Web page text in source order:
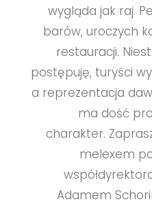
wygląda jak raj.
barów, uroczych
restauracji.
postępuję, turyści
a reprezentacja
ma dość
charakter.
melexem
Adamem